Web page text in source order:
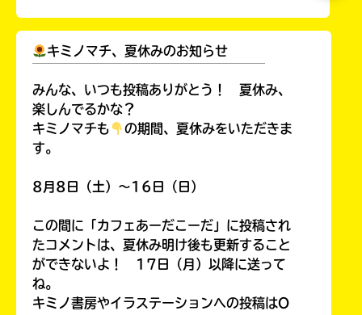
キミノマチ、夏休みのお知らせ
みんな、いつも投稿ありがとう！ 夏休み、
楽しんでるかな？
キミノマチも
の期間、夏休みをいただきま
す。
8月8日（土）～16日（日）
この間に「カフェあーだこーだ」に投稿され
たコメントは、夏休み明け後も更新すること
ができないよ！ 17日（月）以降に送って
ね。
キミノ書房やイラステーションへの投稿はO